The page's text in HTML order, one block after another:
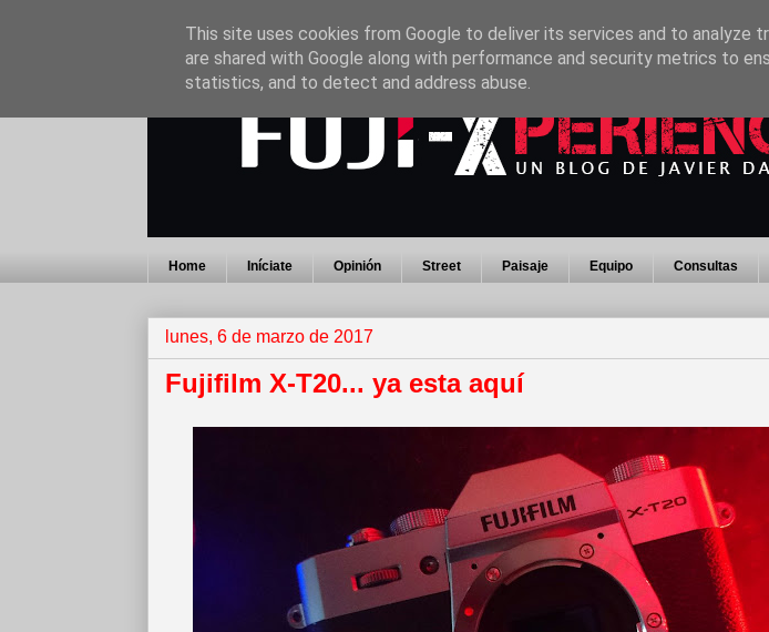
Home Iníciate Opinión Street Paisaje Equipo Consultas
lunes, 6 de marzo de 2017
Fujifilm X-T20... ya esta aquí
This site uses cookies from Google to deliver its services and to analyze
are shared with Google along with performance and security metrics to
statistics, and to detect and address abuse.